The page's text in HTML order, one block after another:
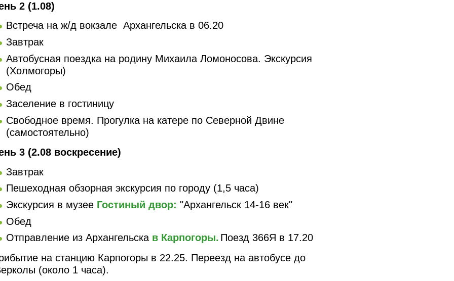
2 (1.08)
Встреча на ж/д вокзале Архангельска в 06.20
Завтрак
Автобусная поездка на родину Михаила Ломоносова. Экскурсия
(Холмогоры)
Обед
Заселение в гостиницу
Свободное время. Прогулка на катере по Северной Двине
(самостоятельно)
3 (2.08 воскресение)
Завтрак
Пешеходная обзорная экскурсия по городу (1,5 часа)
Экскурсия в музее Гостиный двор: "Архангельск 14-16 век"
Обед
Отправление из Архангельска в Карпогоры. Поезд 366Я в 17.20
на станцию Карпогоры в 22.25. Переезд на автобусе до
(около 1 часа).